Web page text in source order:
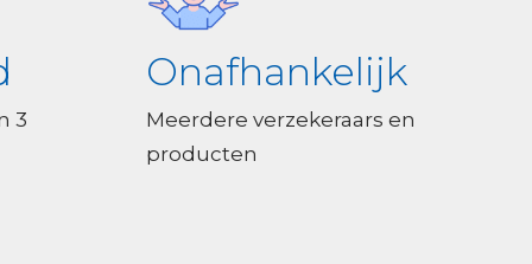
3
Onafhankelijk
Meerdere verzekeraars en
producten